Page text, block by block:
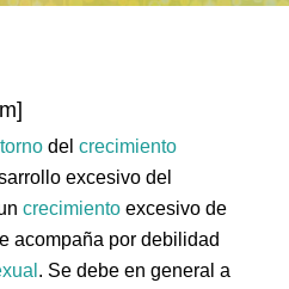
delcrecimiento
excesivo del
crecimiento excesivo de
acompaña por debilidad
. Se debe en general a